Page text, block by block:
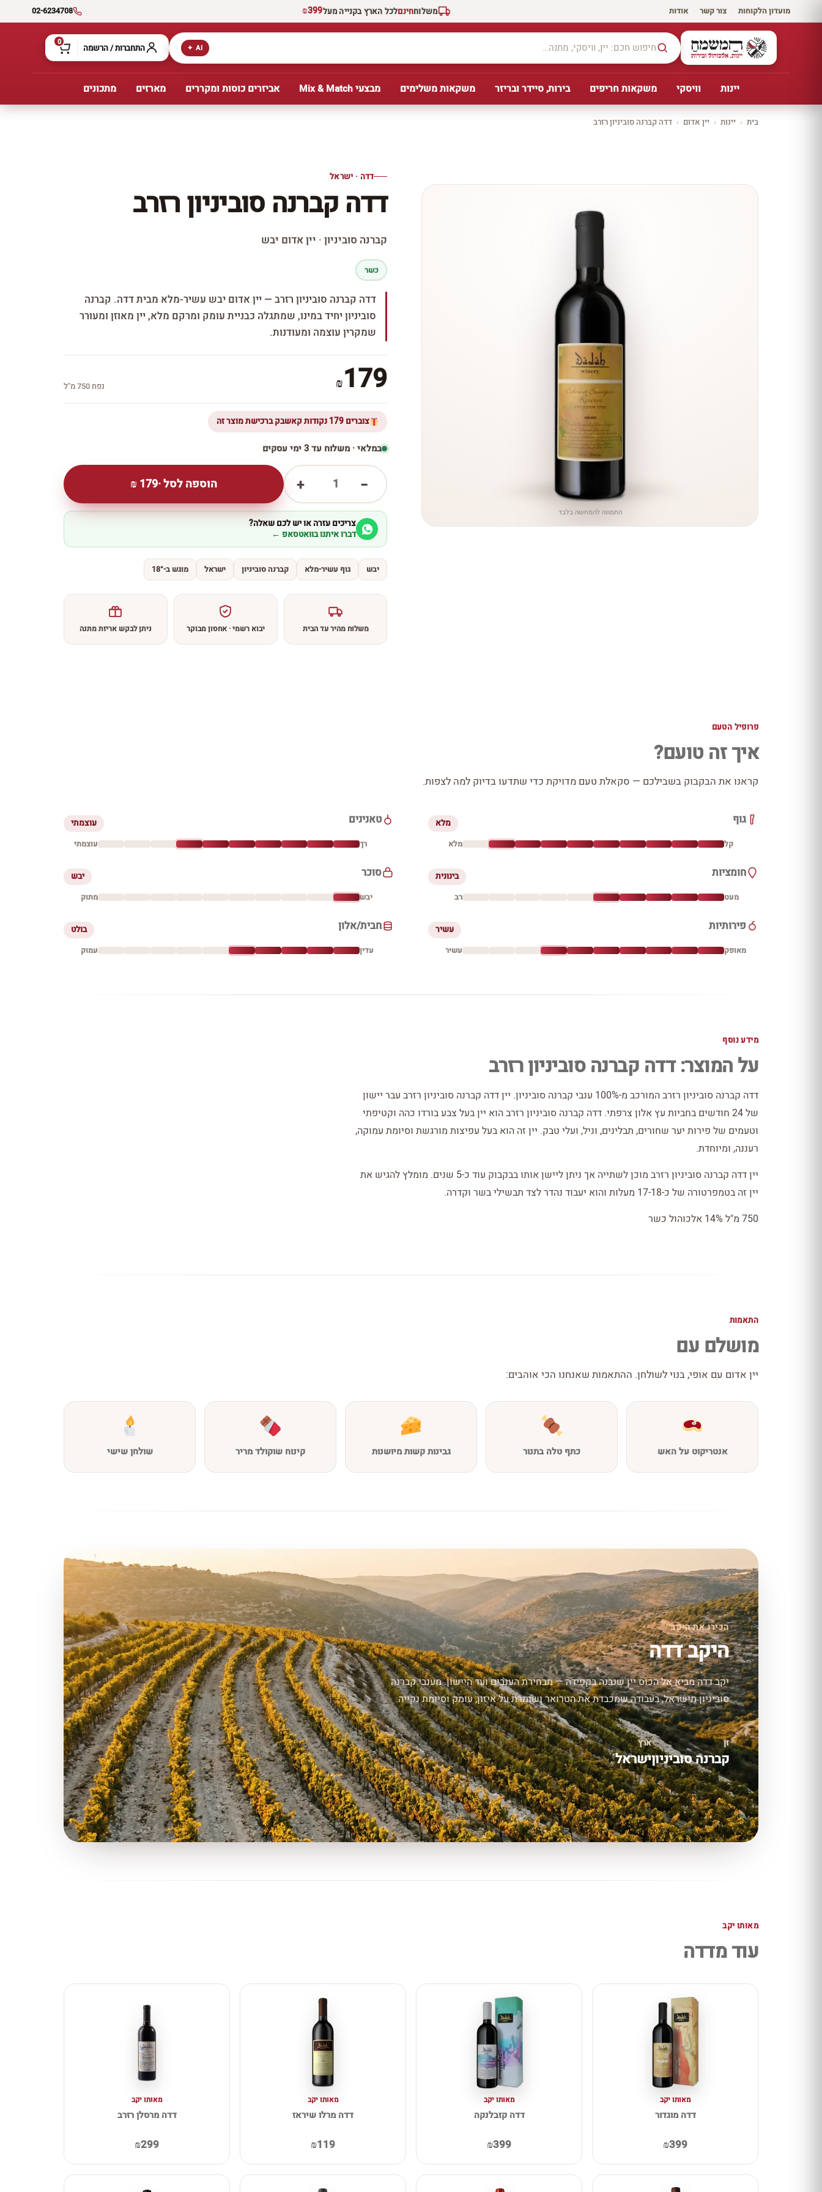
מועדון הלקוחות · צור קשר · אודות משלוחחינםלכל הארץ בקנייה מעל₪399
02-6234708
AI ✦ התחברות / הרשמה 0
יינות וויסקי משקאות חריפים בירות, סיידר ובריזר משקאות משלימים מבצעי Mix & Match אביזרים כוסות ומקררים מארזים מתכונים
בית › יינות › יין אדום › דדה קברנה סוביניון רזרב
כל
לכל יינות יקב ירושלים ←
דדה · ישראל
דדה קברנה סוביניון רזרב
קברנה סוביניון · יין אדום יבש
התמונה להמחשה בלבד
כשר
דדה קברנה סוביניון רזרב — יין אדום יבש עשיר-מלא מבית דדה. קברנה
סוביניון יחיד במינו, שמתגלה כבניית עומק ומרקם מלא, יין מאוזן ומעורר
שמקרין עוצמה ומעודנות.
₪179 נפח 750 מ''ל
צוברים 179 נקודות קאשבק ברכישת מוצר זה
במלאי · משלוח עד 3 ימי עסקים
−
1
+ הוספה לסל ·179
₪
צריכים עזרה או יש לכם שאלה?
דברו איתנו בוואטסאפ ←
יבש גוף עשיר-מלא קברנה סוביניון ישראל מוגש ב-18°
משלוח מהיר עד הבית יבוא רשמי · אחסון מבוקר ניתן לבקש אריזת מתנה
פרופיל הטעם
איך זה טועם?
קראנו את הבקבוק בשבילכם — סקאלת טעם מדויקת כדי שתדעו בדיוק למה לצפות.
גוף מלא
קל מלא
טאנינים עוצמתי
רך עוצמתי
חומציות בינונית
מעט רב
סוכר יבש
יבש מתוק
פירותיות עשיר
מאופק עשיר
חבית/אלון בולט
עדין עמוק
מידע נוסף
על המוצר: דדה קברנה סוביניון רזרב
דדה קברנה סוביניון רזרב המורכב מ-100% ענבי קברנה סוביניון. יין דדה קברנה סוביניון רזרב עבר יישון
של 24 חודשים בחביות עץ אלון צרפתי. דדה קברנה סוביניון רזרב הוא יין בעל צבע בורדו כהה וקטיפתי
וטעמים של פירות יער שחורים, תבלינים, וניל, ועלי טבק. יין זה הוא בעל עפיצות מורגשת וסיומת עמוקה,
רעננה, ומיוחדת.
יין דדה קברנה סוביניון רזרב מוכן לשתייה אך ניתן ליישן אותו בבקבוק עוד כ-5 שנים. מומלץ להגיש את
יין זה בטמפרטורה של כ-17-18 מעלות והוא יעבוד נהדר לצד תבשילי בשר וקדרה.
750 מ"ל 14% אלכוהול כשר
התאמות
מושלם עם
יין אדום עם אופי, בנוי לשולחן. ההתאמות שאנחנו הכי אוהבים:
אנטריקוט על האש כתף טלה בתנור גבינות קשות מיושנות קינוח שוקולד מריר שולחן שישי
הכירו את היקב
היקב דדה
יקב דדה מביא אל הכוס יין שנבנה בקפידה — מבחירת הענבים ועד היישון. מענבי קברנה
סוביניון מישראל, בעבודה שמכבדת את הטרואר ושומרת על איזון, עומק וסיומת נקייה.
זן
קברנה סוביניון
ארץ
ישראל
מאותו יקב
עוד מדדה
מאותו יקב
דדה מוגדור
₪399
מאותו יקב
דדה קזבלנקה
₪399
מאותו יקב
דדה מרלו שיראז
₪119
מאותו יקב
דדה מרסלן רזרב
₪299